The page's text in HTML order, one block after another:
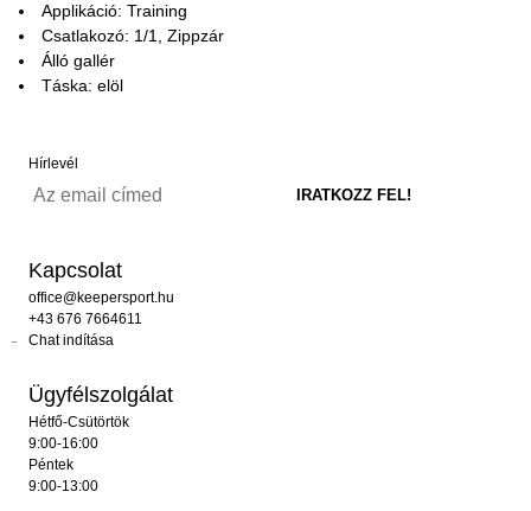
Applikáció: Training
Csatlakozó: 1/1, Zippzár
Álló gallér
Táska: elöl
Hírlevél
Kapcsolat
office@keepersport.hu
+43 676 7664611
Chat indítása
Ügyfélszolgálat
Hétfő-Csütörtök
9:00-16:00
Péntek
9:00-13:00